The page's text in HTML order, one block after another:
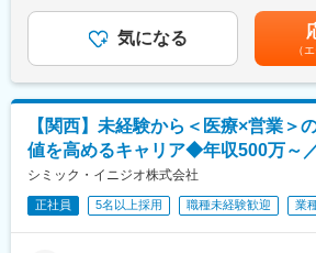
ています。
・1日あたり1,500円の外勤手当を支給
・家賃の60％を会社負担する借上社宅
一部を除く）
・転勤が必要な場合、転居費用は会社
旅費補助あり）
（4）豊富なキャリアパス
在籍期間や雇用形態に問わず、業績評価
また、MRトレーナーや事業開発、人事
MR（医薬情報担当者）として、ドクタ
品に関する情報提供を行います。
＜MRとは＞
医薬品販売に際し、医師への医薬品の
提供がミッションです。
医薬品は「どの成分に、どのような効果
いのか」などの情報が付加されて、初め
きます。医師への適切な医薬品情報の提
治療、地域医療課題に貢献することがで
どを考慮し、規定により決定します。※
3～4万円）・諸手当有昇給：年1回★頑
任先の評価次第で大幅に年収をUPでき
定）賃金はあくまでも目安の金額であ
可能性があります。月給(月額)は固定手
気になる
（
【関西】未経験から＜医療×営業＞
値を高めるキャリア◆年収500万～
シミック・イニジオ株式会社
正社員 5名以上採用 職種未経験歓迎 業